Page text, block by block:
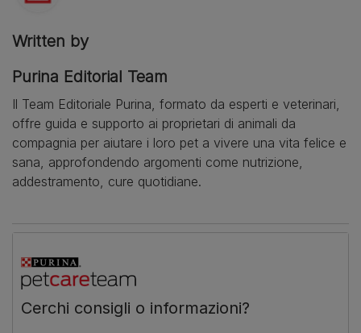
Written by
Purina Editorial Team
Il Team Editoriale Purina, formato da esperti e veterinari,
offre guida e supporto ai proprietari di animali da
compagnia per aiutare i loro pet a vivere una vita felice e
sana, approfondendo argomenti come nutrizione,
addestramento, cure quotidiane.
Cerchi consigli o informazioni?